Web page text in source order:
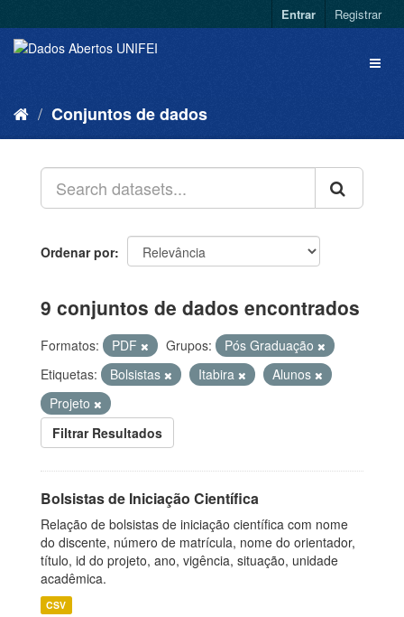
Entrar Registrar
Conjuntos de dados
Ordenar por
9 conjuntos de dados encontrados
Formatos: PDF Grupos:
Pós Graduação
Etiquetas:
Bolsistas Itabira
Alunos
Projeto
Filtrar Resultados
Bolsistas de Iniciação Científica
Relação de bolsistas de iniciação científica com nome
do discente, número de matrícula, nome do orientador,
título, id do projeto, ano, vigência, situação, unidade
acadêmica.
CSV